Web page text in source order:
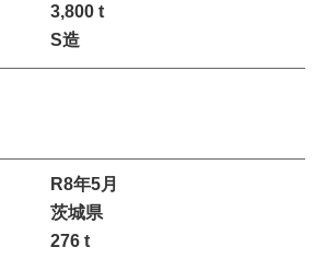
3,800 t
S造
R8年5月
茨城県
276 t